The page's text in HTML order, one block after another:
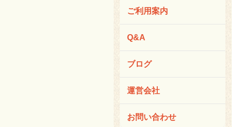
ご利用案内
Q&A
ブログ
運営会社
お問い合わせ